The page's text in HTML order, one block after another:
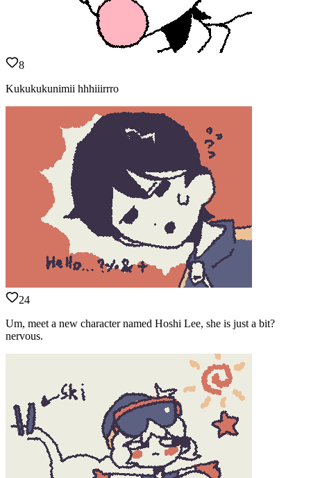
8
Kukukukunimii hhhiiirrro
24
Um, meet a new character named Hoshi Lee, she is just a bit?
nervous.